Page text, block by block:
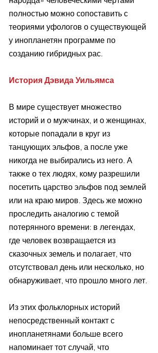
полностью можно сопоставить с
теориями уфологов о существующей
у инопланетян программе по
созданию гибридных рас.
История Дэвида Уильямса
В мире существует множество
историй и о мужчинах, и о женщинах,
которые попадали в круг из
танцующих эльфов, а после уже
никогда не выбирались из него. А
также о тех людях, кому разрешили
посетить царство эльфов под землей
или на краю миров. Здесь же можно
проследить аналогию с темой
потерянного времени: в легендах,
где человек возвращается из
сказочных земель и полагает, что
отсутствовал день или несколько, но
обнаруживает, что прошло много лет.
Из этих фольклорных историй
непосредственный контакт с
инопланетянами больше всего
напоминает тот случай, что